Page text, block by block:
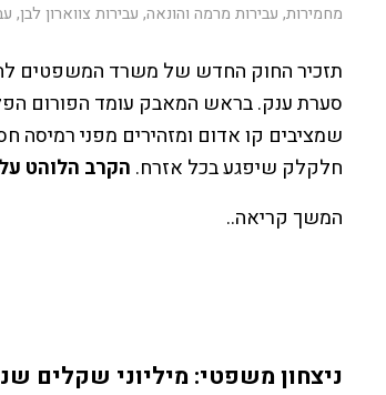
מחמירות, עבירות מרמה והונאה, עבירות צווארון לבן,
תזכיר החוק החדש של משרד המשפטים
סערת ענק. בראש המאבק עומד הפורום
שמציבים קו אדום ומזהירים מפני רמיסה
חלקלק שיפגע בכל אזרח. הקרב הלוהט
המשך קריאה..
ניצחון משפטי: מיליוני שקלים